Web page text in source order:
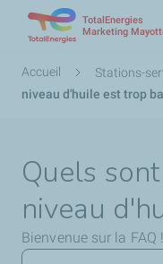
TotalEnergies
Marketing
Fil
d'Ariane
Accueil Stations-
niveau d'huile est trop
Quels
niveau
Bienvenue sur la FAQ !